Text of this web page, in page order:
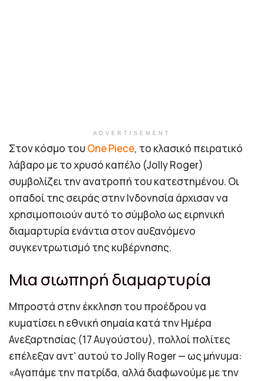
ADVERTISEMENT
Στον κόσμο του One Piece, το κλασικό πειρατικό
λάβαρο με το χρυσό καπέλο (Jolly Roger)
συμβολίζει την ανατροπή του κατεστημένου. Οι
οπαδοί της σειράς στην Ινδονησία άρχισαν να
χρησιμοποιούν αυτό το σύμβολο ως ειρηνική
διαμαρτυρία ενάντια στον αυξανόμενο
συγκεντρωτισμό της κυβέρνησης.
Μια σιωπηρή διαμαρτυρία
Μπροστά στην έκκληση του προέδρου να
κυματίσει η εθνική σημαία κατά την Ημέρα
Ανεξαρτησίας (17 Αυγούστου), πολλοί πολίτες
επέλεξαν αντ’ αυτού το Jolly Roger — ως μήνυμα:
«Αγαπάμε την πατρίδα, αλλά διαφωνούμε με την